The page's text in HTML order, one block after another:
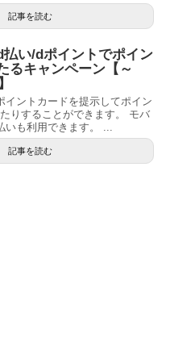
記事を読む
い/dポイントでポイン
るキャンペーン【～
イントカードを提示してポイン
りすることができます。 モバ
いも利用できます。 ...
記事を読む